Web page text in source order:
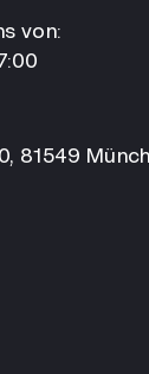
von:
81549